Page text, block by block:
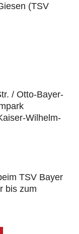
(TSV
/ Otto-Bayer-
Wilhelm-
TSV Bayer
bis zum